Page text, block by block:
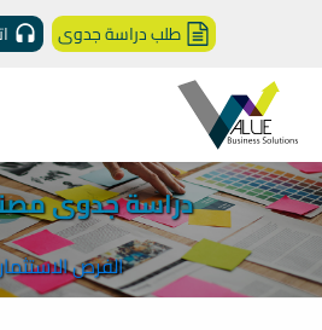
طلب دراسة جدوى
دراسة جدوى
الفرص